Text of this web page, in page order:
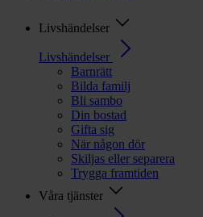
Livshändelser
Livshändelser
Barnrätt
Bilda familj
Bli sambo
Din bostad
Gifta sig
När någon dör
Skiljas eller separera
Trygga framtiden
Våra tjänster